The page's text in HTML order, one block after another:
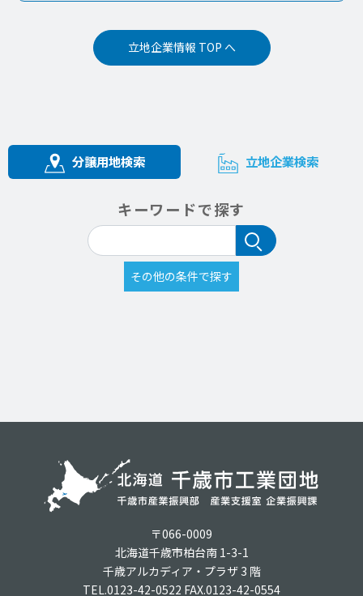
立地企業情報 TOP へ
分譲用地検索 立地企業検索
キーワードで探す
〒066-0009
北海道千歳市柏台南 1-3-1
千歳アルカディア・プラザ 3 階
TEL.0123-42-0522 FAX.0123-42-0554